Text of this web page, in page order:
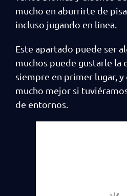
mucho en aburrirte de
incluso jugando en línea.
Este apartado puede ser
muchos puede gustarle la
siempre en primer lugar, y
mucho mejor si
de entornos.